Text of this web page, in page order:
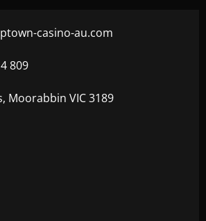
casino-au.com
809
Moorabbin VIC 3189